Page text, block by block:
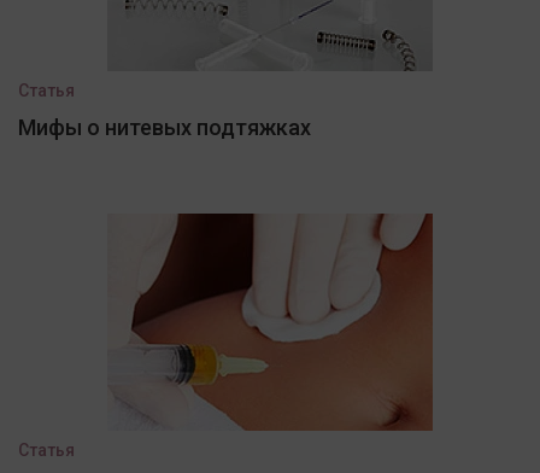
Статья
Мифы о нитевых подтяжках
Статья